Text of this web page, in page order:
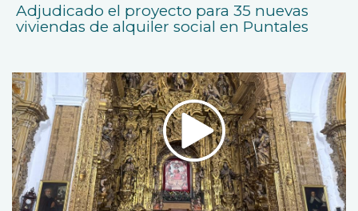
Adjudicado el proyecto para 35 nuevas
viviendas de alquiler social en Puntales